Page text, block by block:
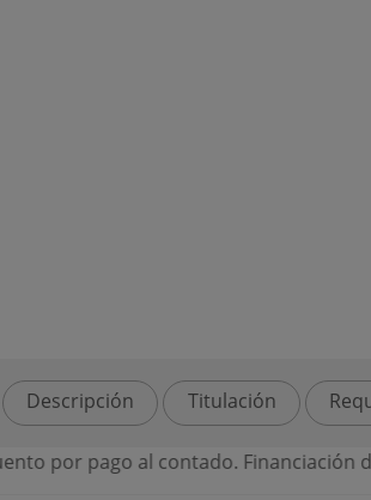
Descripción Titulación
pago al contado. Financiación de